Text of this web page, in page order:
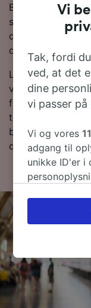
Brug vores
søge efter billige
du kan spare på
du bestiller i
Leder du efter
vente - lav en
finde ud af mere
togplan forneden
billetter og vores
de første og
Vi
Tak, fordi
ved, at det
dine
vi passer
Vi og vores
adgang til
unikke ID'er i
herunder din
legitim
siden om
spore dig.